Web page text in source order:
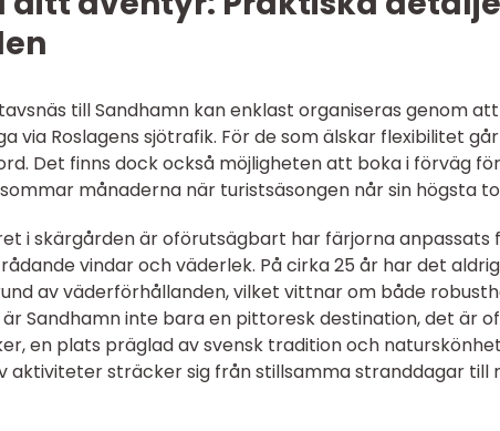
till Sandhamn kan enklast organiseras genom
via Roslagens sjötrafik. För de som älskar flexibilitet
Det finns dock också möjligheten att boka i förväg
månaderna när turistsäsongen når sin högsta
i skärgården är oförutsägbart har färjorna
vindar och väderlek. På cirka 25 år har det
av väderförhållanden, vilket vittnar om både
är Sandhamn inte bara en pittoresk destination, det är
en plats präglad av svensk tradition och
aktiviteter sträcker sig från stillsamma stranddagar till